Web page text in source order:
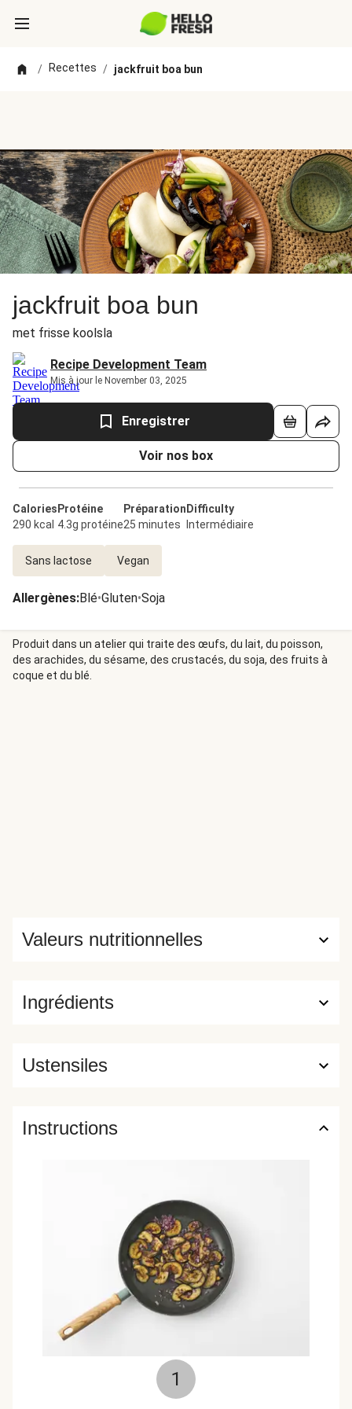
/ Recettes / jackfruit boa bun
jackfruit boa bun
met frisse koolsla
Recipe Development Team
Mis à jour le November 03, 2025
Enregistrer
Voir nos box
Calories
290 kcal
Protéine
4.3g protéine
Préparation
25 minutes
Difficulty
Intermédiaire
Sans lactose Vegan
Allergènes:Blé•Gluten•Soja
Produit dans un atelier qui traite des œufs, du lait, du poisson,
des arachides, du sésame, des crustacés, du soja, des fruits à
coque et du blé.
Ingrédients
Valeurs nutritionnelles
Ustensiles
Instructions
1